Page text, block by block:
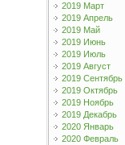
2019 Март
2019 Апрель
2019 Май
2019 Июнь
2019 Июль
2019 Август
2019 Сентябрь
2019 Октябрь
2019 Ноябрь
2019 Декабрь
2020 Январь
2020 Февраль